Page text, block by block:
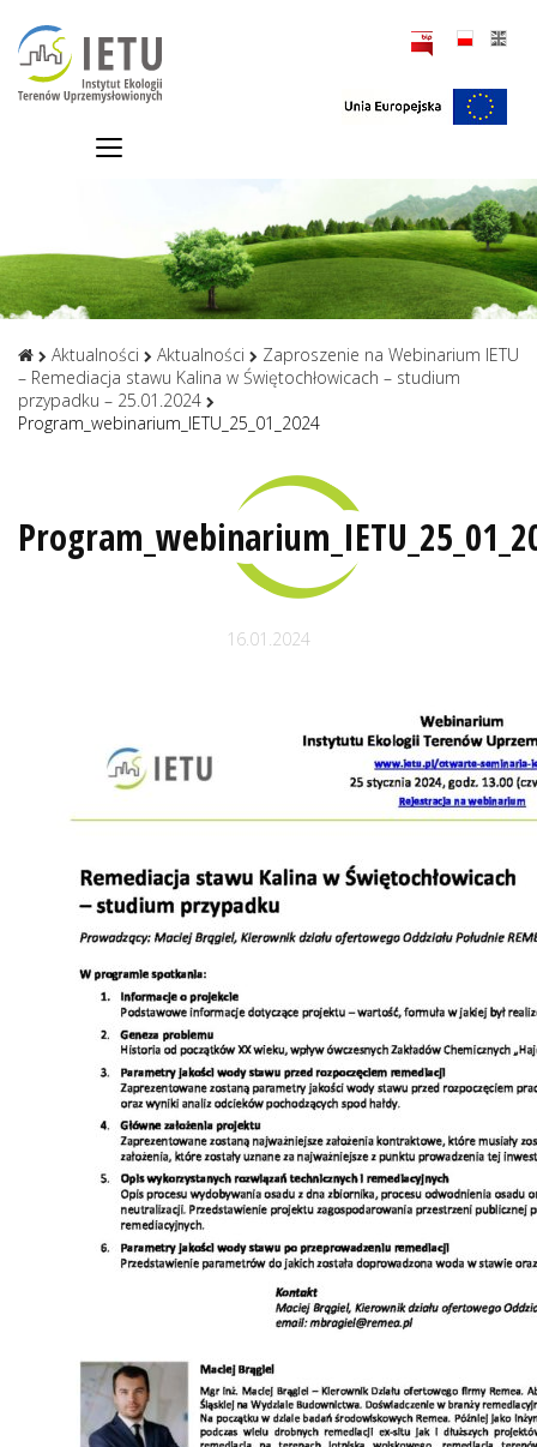
Aktualności Aktualności
Zaproszenie na Webinarium IETU
– Remediacja stawu Kalina w Świętochłowicach – studium
przypadku – 25.01.2024
Program_webinarium_IETU_25_01_2024
16.01.2024